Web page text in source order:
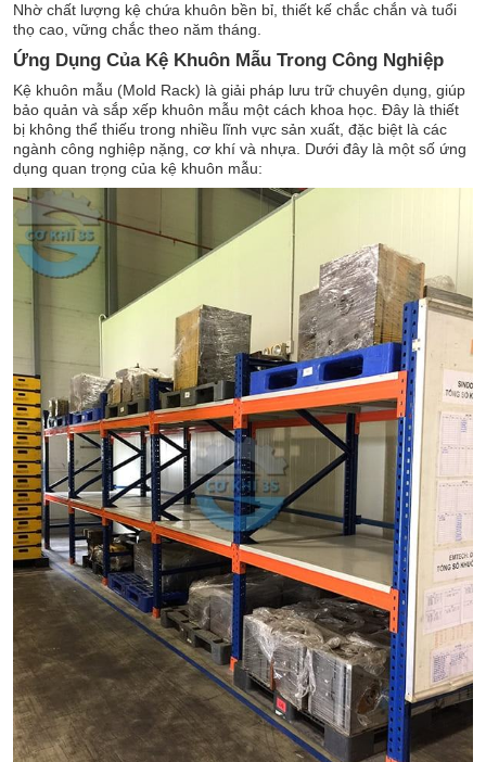
Nhờ chất lượng kệ chứa khuôn bền bỉ, thiết kế chắc chắn và tuổi
thọ cao, vững chắc theo năm tháng.
Ứng Dụng Của Kệ Khuôn Mẫu Trong Công Nghiệp
Kệ khuôn mẫu (Mold Rack) là giải pháp lưu trữ chuyên dụng, giúp
bảo quản và sắp xếp khuôn mẫu một cách khoa học. Đây là thiết
bị không thể thiếu trong nhiều lĩnh vực sản xuất, đặc biệt là các
ngành công nghiệp nặng, cơ khí và nhựa. Dưới đây là một số ứng
dụng quan trọng của kệ khuôn mẫu: